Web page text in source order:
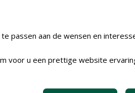
passen aan de wensen en
voor u een prettige website